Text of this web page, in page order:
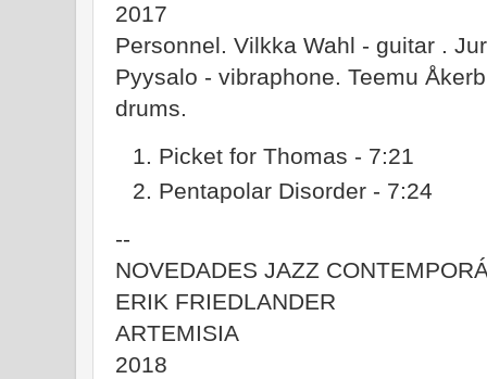
2017
Personnel. Vilkka Wahl - guitar .
Pyysalo - vibraphone. Teemu
drums.
Picket for Thomas - 7:21
Pentapolar Disorder - 7:24
--
NOVEDADES JAZZ
ERIK FRIEDLANDER
ARTEMISIA
2018